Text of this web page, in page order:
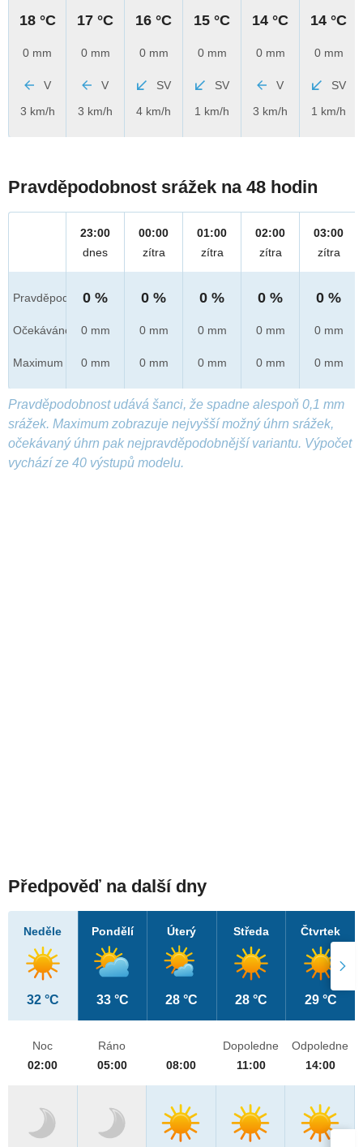
18 °C
0 mm
V
3 km/h
17 °C
0 mm
V
3 km/h
16 °C
0 mm
SV
4 km/h
15 °C
0 mm
SV
1 km/h
14 °C
0 mm
V
3 km/h
14 °C
0 mm
SV
1 km/h
Pravděpodobnost srážek na 48 hodin
Pravděpod.
Očekáváno
Maximum
23:00
dnes
0 %
0 mm
0 mm
00:00
zítra
0 %
0 mm
0 mm
01:00
zítra
0 %
0 mm
0 mm
02:00
zítra
0 %
0 mm
0 mm
03:00
zítra
0 %
0 mm
0 mm
Pravděpodobnost udává šanci, že spadne alespoň 0,1 mm
srážek. Maximum zobrazuje nejvyšší možný úhrn srážek,
očekávaný úhrn pak nejpravděpodobnější variantu. Výpočet
vychází ze 40 výstupů modelu.
Předpověď na další dny
Neděle
32 °C
Pondělí
33 °C
Úterý
28 °C
Středa
28 °C
Čtvrtek
29 °C
Noc
02:00
Ráno
05:00
08:00
Dopoledne
11:00
Odpoledne
14:00